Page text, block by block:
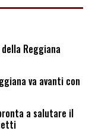
Reggiana
va avanti con
a salutare il